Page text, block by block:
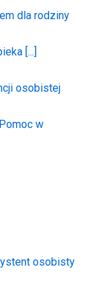
dla rodziny
[...]
osobistej
w
osobisty